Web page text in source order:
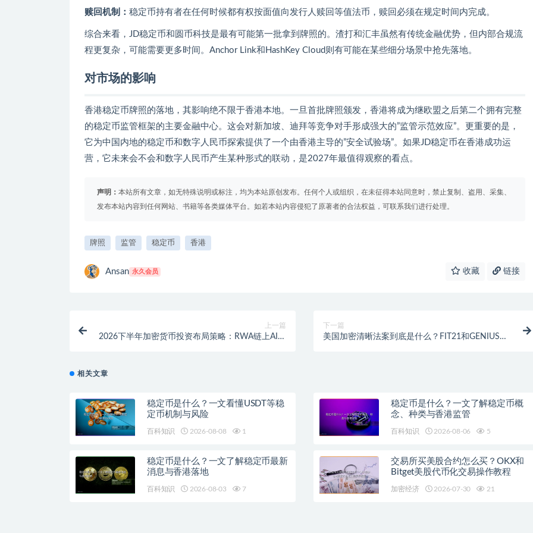
赎回机制： 稳定币持有者在任何时候都有权按面值向发行人赎回等值法币，赎回必须在规定时间内完成。
综合来看，JD稳定币和圆币科技是最有可能第一批拿到牌照的。渣打和汇丰虽然有传统金融优势，但内部合规流
程更复杂，可能需要更多时间。Anchor Link和HashKey Cloud则有可能在某些细分场景中抢先落地。
对市场的影响
香港稳定币牌照的落地，其影响绝不限于香港本地。一旦首批牌照颁发，香港将成为继欧盟之后第二个拥有完整
的稳定币监管框架的主要金融中心。这会对新加坡、迪拜等竞争对手形成强大的”监管示范效应”。更重要的是，
它为中国内地的稳定币和数字人民币探索提供了一个由香港主导的”安全试验场”。如果JD稳定币在香港成功运
营，它未来会不会和数字人民币产生某种形式的联动，是2027年最值得观察的看点。
声明： 本站所有文章，如无特殊说明或标注，均为本站原创发布。任何个人或组织，在未征得本站同意时，禁止复制、盗用、采集、
发布本站内容到任何网站、书籍等各类媒体平台。如若本站内容侵犯了原著者的合法权益，可联系我们进行处理。
牌照 监管 稳定币 香港
Ansan 永久会员 收藏 链接
上一篇
2026下半年加密货币投资布局策略：RWA链上AI比
下一篇
美国加密清晰法案到底是什么？FIT21和GENIUS法
相关文章
稳定币是什么？一文看懂USDT等稳
定币机制与风险
百科知识 2026-08-08 1
稳定币是什么？一文了解稳定币概
念、种类与香港监管
百科知识 2026-08-06 5
稳定币是什么？一文了解稳定币最新
消息与香港落地
百科知识 2026-08-03 7
交易所买美股合约怎么买？OKX和
Bitget美股代币化交易操作教程
加密经济 2026-07-30 21